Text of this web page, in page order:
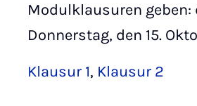
Modulklausuren
Donnerstag, den 15.
Klausur 1, Klausur 2